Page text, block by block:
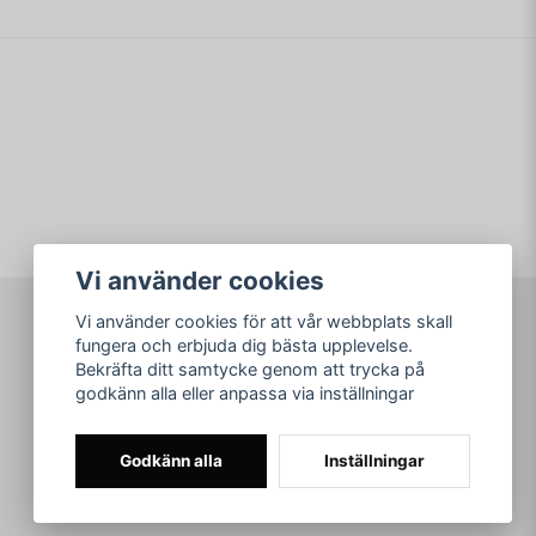
Skicka fråga
Vi använder cookies
Vi använder cookies för att vår webbplats skall
fungera och erbjuda dig bästa upplevelse.
Bekräfta ditt samtycke genom att trycka på
godkänn alla eller anpassa via inställningar
Godkänn alla Inställningar